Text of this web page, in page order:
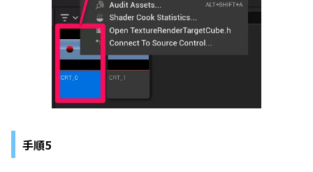
手順5